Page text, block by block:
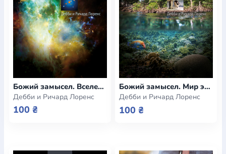
Божий замысел. Вселенная (e-book)
Дебби и Ричард Лоренс
100 ₴
Божий замысел. Мир экосистем (e-book)
Дебби и Ричард Лоренс
100 ₴